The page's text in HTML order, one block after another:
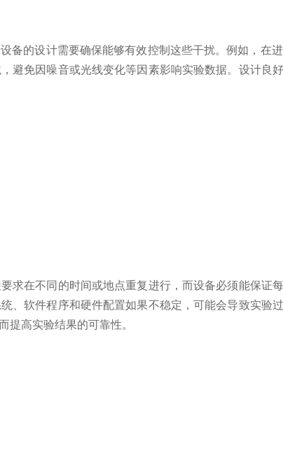
备的设计需要确保能够有效控制这些干扰。例如，在
避免因噪音或光线变化等因素影响实验数据。设计良
求在不同的时间或地点重复进行，而设备必须能保证
、软件程序和硬件配置如果不稳定，可能会导致实验
提高实验结果的可靠性。